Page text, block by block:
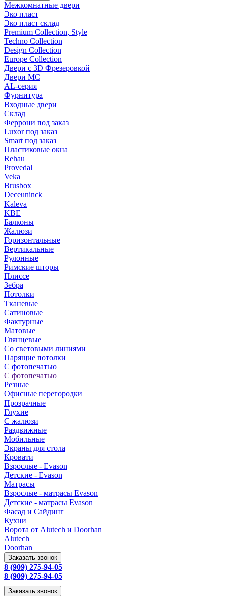
Межкомнатные двери
Эко пласт
Эко пласт склад
Premium Collection, Style
Techno Collection
Design Collection
Europe Collection
Двери с 3D Фрезеровкой
Двери МС
AL-серия
Фурнитура
Входные двери
Склад
Феррони под заказ
Luxor под заказ
Smart под заказ
Пластиковые окна
Rehau
Provedal
Veka
Brusbox
Deceuninck
Kaleva
KBE
Балконы
Жалюзи
Горизонтальные
Вертикальные
Рулонные
Римские шторы
Плиссе
Зебра
Потолки
Тканевые
Сатиновые
Фактурные
Матовые
Глянцевые
Со световыми линиями
Парящие потолки
С фотопечатью
С фотопечатью
Резные
Офисные перегородки
Прозрачные
Глухие
С жалюзи
Раздвижные
Мобильные
Экраны для стола
Кровати
Взрослые - Evason
Детские - Evason
Матрасы
Взрослые - матрасы Evason
Детские - матрасы Evason
Фасад и Сайдинг
Кухни
Ворота от Alutech и Doorhan
Alutech
Doorhan
Заказать звонок
8 (909) 275-94-05
8 (909) 275-94-05
Заказать звонок